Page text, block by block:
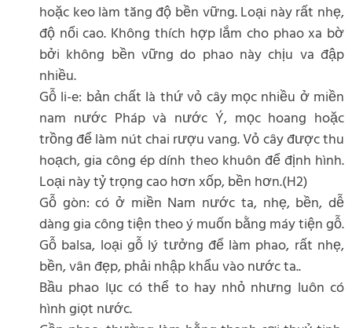
hoặc keo làm tăng độ bền vững. Loại này rất nhẹ,
độ nổi cao. Không thích hợp lắm cho phao xa bờ
bởi không bền vững do phao này chịu va đập
nhiều.
Gỗ li-e: bản chất là thứ vỏ cây mọc nhiều ở miền
nam nước Pháp và nước Ý, mọc hoang hoặc
trồng để làm nút chai rượu vang. Vỏ cây được thu
hoạch, gia công ép dính theo khuôn để định hình.
Loại này tỷ trọng cao hơn xốp, bền hơn.(H2)
Gỗ gòn: có ở miền Nam nước ta, nhẹ, bền, dễ
dàng gia công tiện theo ý muốn bằng máy tiện gỗ.
Gỗ balsa, loại gỗ lý tưởng để làm phao, rất nhẹ,
bền, vân đẹp, phải nhập khẩu vào nước ta..
Bầu phao lục có thể to hay nhỏ nhưng luôn có
hình giọt nước.